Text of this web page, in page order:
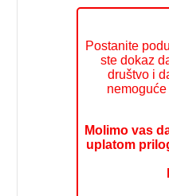
Postanite
ste dokaz
društvo i
Molimo vas
uplatom